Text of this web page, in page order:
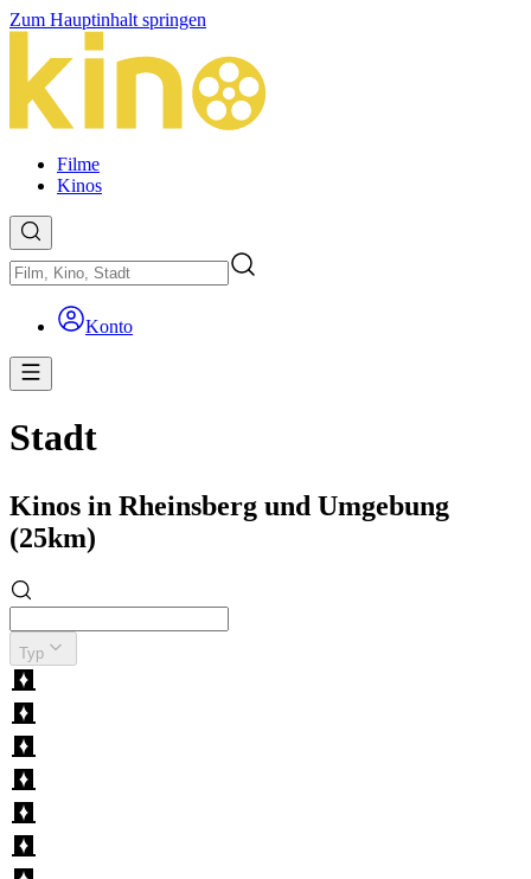
Zum Hauptinhalt springen
Filme
Kinos
Konto
Stadt
Kinos in Rheinsberg und Umgebung
(25km)
Typ